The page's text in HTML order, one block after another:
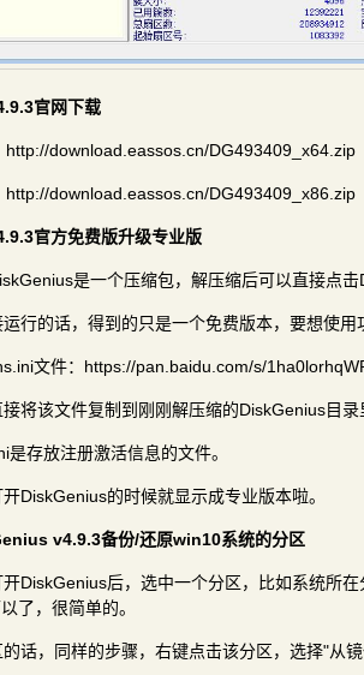
官网下载
http://download.eassos.cn/DG493409_x64.zip
http://download.eassos.cn/DG493409_x86.zip
官方免费版升级专业版
是一个压缩包，解压缩后可以直接点
行的话，得到的只是一个免费版本，要想使
文件：https://pan.baidu.com/s/
将该文件复制到刚刚解压缩的DiskGenius目
存放注册激活信息的文件。
DiskGenius的时候就显示成专业版本啦。
v4.9.3备份/还原win10系统的分区
DiskGenius后，选中一个分区，比如系统所
了，很简单的。
话，同样的步骤，右键点击该分区，选择"从